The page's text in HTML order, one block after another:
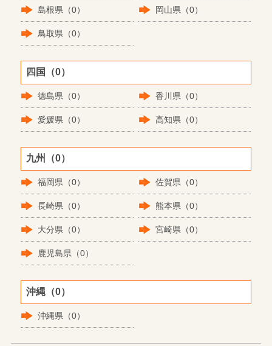
島根県（0） 岡山県（0）
鳥取県（0）
四国（0）
徳島県（0） 香川県（0）
愛媛県（0） 高知県（0）
九州（0）
福岡県（0） 佐賀県（0）
長崎県（0） 熊本県（0）
大分県（0） 宮崎県（0）
鹿児島県（0）
沖縄（0）
沖縄県（0）